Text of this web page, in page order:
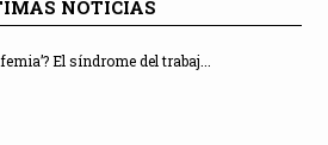
NOTICIAS
El síndrome del trabaj...